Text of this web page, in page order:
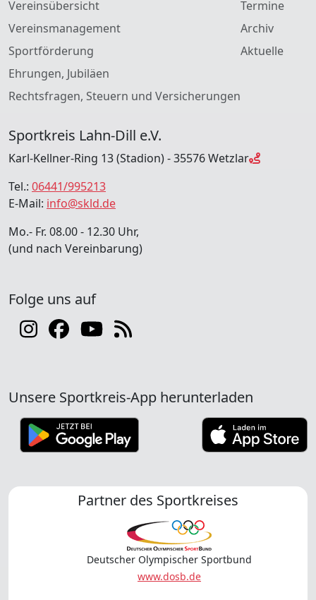
Vereinsübersicht
Vereinsmanagement
Sportförderung
Ehrungen, Jubiläen
Rechtsfragen, Steuern und Versicherungen
Termine
Archiv
Aktuelle
Sportkreis Lahn-Dill e.V.
Karl-Kellner-Ring 13 (Stadion) - 35576 Wetzlar
Tel.: 06441/995213
E-Mail: info@skld.de
Mo.- Fr. 08.00 - 12.30 Uhr,
(und nach Vereinbarung)
Folge uns auf
Unsere Sportkreis-App herunterladen
Partner des Sportkreises
Deutscher Olympischer Sportbund
www.dosb.de